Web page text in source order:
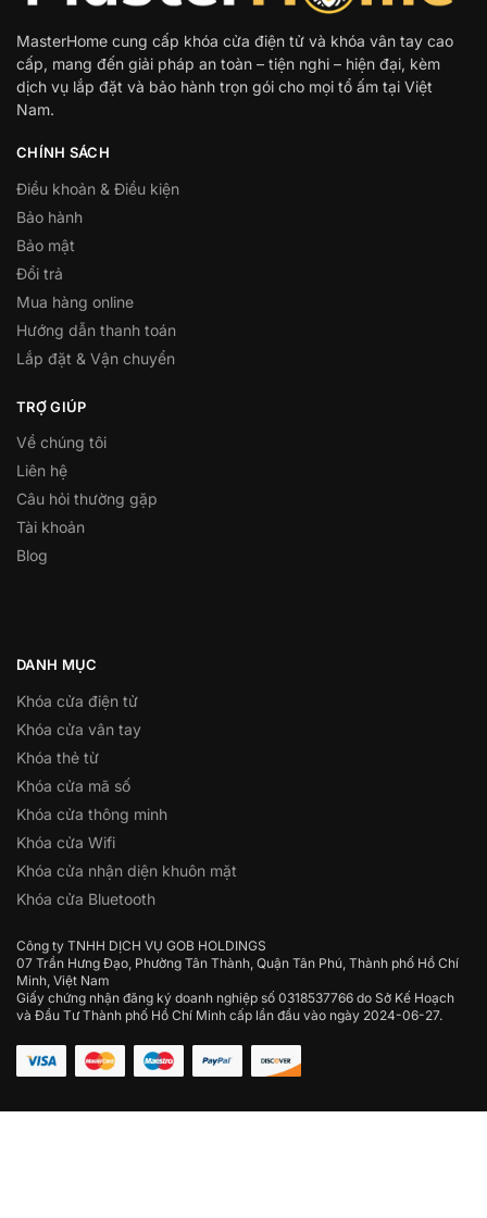
MasterHome cung cấp khóa cửa điện tử và khóa vân tay cao
cấp, mang đến giải pháp an toàn – tiện nghi – hiện đại, kèm
dịch vụ lắp đặt và bảo hành trọn gói cho mọi tổ ấm tại Việt
Nam.
CHÍNH SÁCH
Điều khoản & Điều kiện
Bảo hành
Bảo mật
Đổi trả
Mua hàng online
Hướng dẫn thanh toán
Lắp đặt & Vận chuyển
TRỢ GIÚP
Về chúng tôi
Liên hệ
Câu hỏi thường gặp
Tài khoản
Blog
DANH MỤC
Khóa cửa điện tử
Khóa cửa vân tay
Khóa thẻ từ
Khóa cửa mã số
Khóa cửa thông minh
Khóa cửa Wifi
Khóa cửa nhận diện khuôn mặt
Khóa cửa Bluetooth
Công ty TNHH DỊCH VỤ GOB HOLDINGS
07 Trần Hưng Đạo, Phường Tân Thành, Quận Tân Phú, Thành phố Hồ Chí
Minh, Việt Nam
Giấy chứng nhận đăng ký doanh nghiệp số 0318537766 do Sở Kế Hoạch
và Đầu Tư Thành phố Hồ Chí Minh cấp lần đầu vào ngày 2024-06-27.